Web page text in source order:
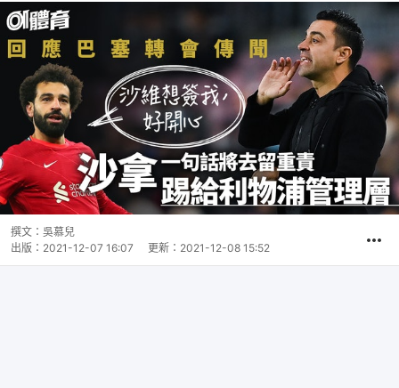
撰文： 吳慕兒
出版： 2021-12-07 16:07 更新： 2021-12-08 15:52